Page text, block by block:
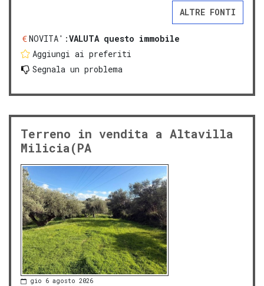
ALTRE FONTI
NOVITA':VALUTA questo immobile
Aggiungi ai preferiti
Segnala un problema
Terreno in vendita a Altavilla
Milicia(PA
gio 6 agosto 2026